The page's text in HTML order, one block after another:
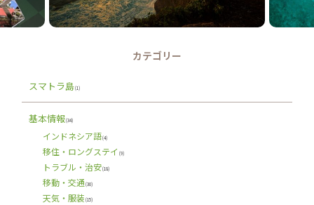
カテゴリー
スマトラ島(1)
基本情報(34)
インドネシア語(4)
移住・ロングステイ (9)
トラブル・治安(18)
移動・交通 (30)
天気・服装 (15)